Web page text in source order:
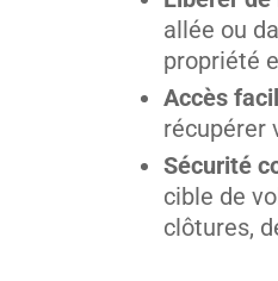
allée ou
propriété
Accès
récupérer
Sécurité
cible de
clôtures,